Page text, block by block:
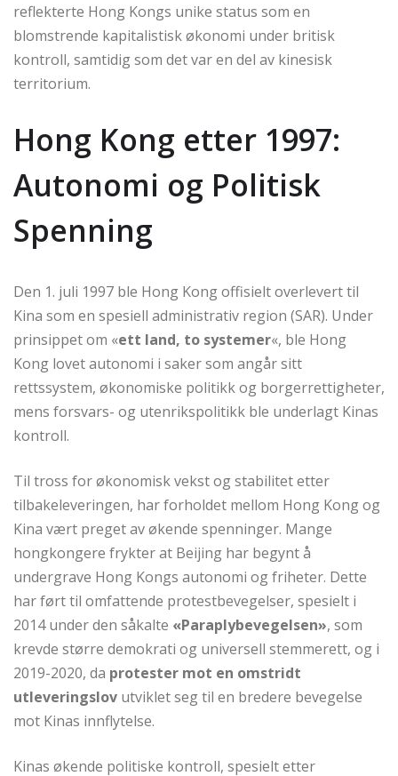
reflekterte Hong Kongs unike status som en
blomstrende kapitalistisk økonomi under britisk
kontroll, samtidig som det var en del av kinesisk
territorium.
Hong Kong etter 1997:
Autonomi og Politisk
Spenning
Den 1. juli 1997 ble Hong Kong offisielt overlevert til
Kina som en spesiell administrativ region (SAR). Under
prinsippet om «ett land, to systemer«, ble Hong
Kong lovet autonomi i saker som angår sitt
rettssystem, økonomiske politikk og borgerrettigheter,
mens forsvars- og utenrikspolitikk ble underlagt Kinas
kontroll.
Til tross for økonomisk vekst og stabilitet etter
tilbakeleveringen, har forholdet mellom Hong Kong og
Kina vært preget av økende spenninger. Mange
hongkongere frykter at Beijing har begynt å
undergrave Hong Kongs autonomi og friheter. Dette
har ført til omfattende protestbevegelser, spesielt i
2014 under den såkalte «Paraplybevegelsen», som
krevde større demokrati og universell stemmerett, og i
2019-2020, da protester mot en omstridt
utleveringslov utviklet seg til en bredere bevegelse
mot Kinas innflytelse.
Kinas økende politiske kontroll, spesielt etter